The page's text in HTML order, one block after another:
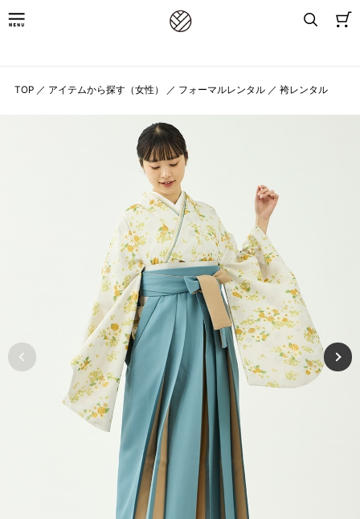
TOP ／ アイテムから探す（女性） ／ フォーマルレンタル ／ 袴レンタル